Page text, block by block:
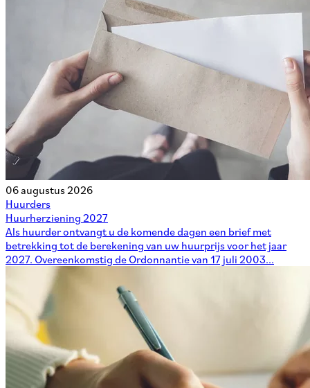
06 augustus 2026
Huurders
Huurherziening 2027
Als huurder ontvangt u de komende dagen een brief met
betrekking tot de berekening van uw huurprijs voor het jaar
2027. Overeenkomstig de Ordonnantie van 17 juli 2003...